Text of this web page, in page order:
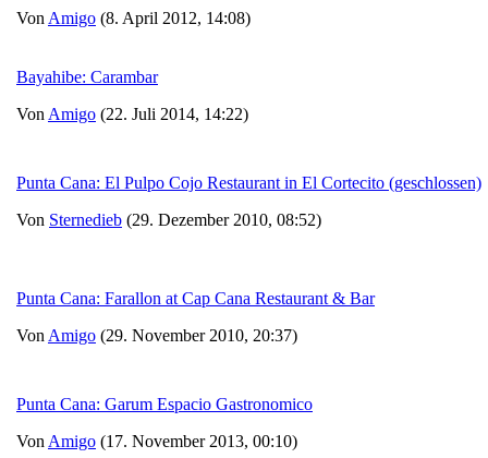
Von Amigo (8. April 2012, 14:08)
Bayahibe: Carambar
Von Amigo (22. Juli 2014, 14:22)
Punta Cana: El Pulpo Cojo Restaurant in El Cortecito (geschlossen)
Von Sternedieb (29. Dezember 2010, 08:52)
Punta Cana: Farallon at Cap Cana Restaurant & Bar
Von Amigo (29. November 2010, 20:37)
Punta Cana: Garum Espacio Gastronomico
Von Amigo (17. November 2013, 00:10)